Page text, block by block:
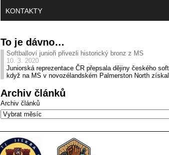
KONTAKTY
To je dávno…
Softballoví junioři přivezli historický bronz z MS
10. 3. 2020
Juniorská reprezentace ČR přepsala dějiny českého
když na MS v novozélandském Palmerston North
Archiv článků
Archiv článků